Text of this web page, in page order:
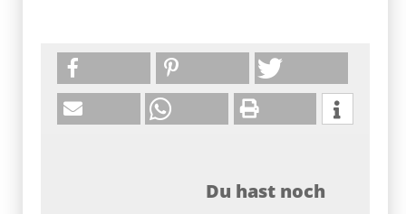
Du hast noch